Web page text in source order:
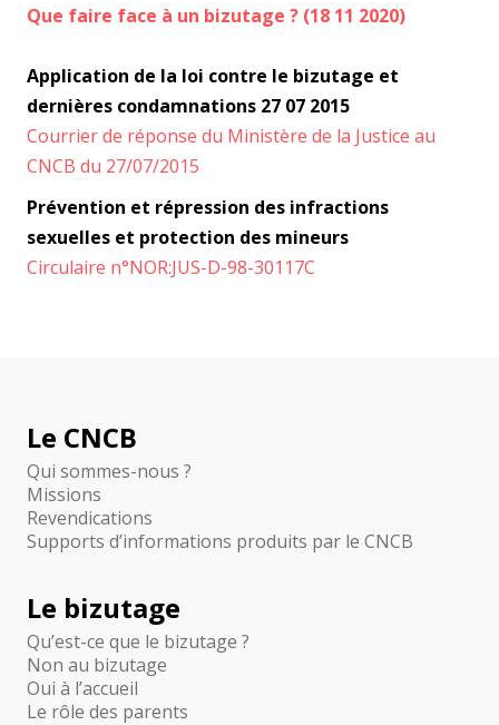
Que faire face à un bizutage ? (18 11 2020)
Application de la loi contre le bizutage et
dernières condamnations 27 07 2015
Courrier de réponse du Ministère de la Justice au
CNCB du 27/07/2015
Prévention et répression des infractions
sexuelles et protection des mineurs
Circulaire n°NOR:JUS-D-98-30117C
Le CNCB
Qui sommes-nous ?
Missions
Revendications
Supports d’informations produits par le CNCB
Le bizutage
Qu’est-ce que le bizutage ?
Non au bizutage
Oui à l’accueil
Le rôle des parents